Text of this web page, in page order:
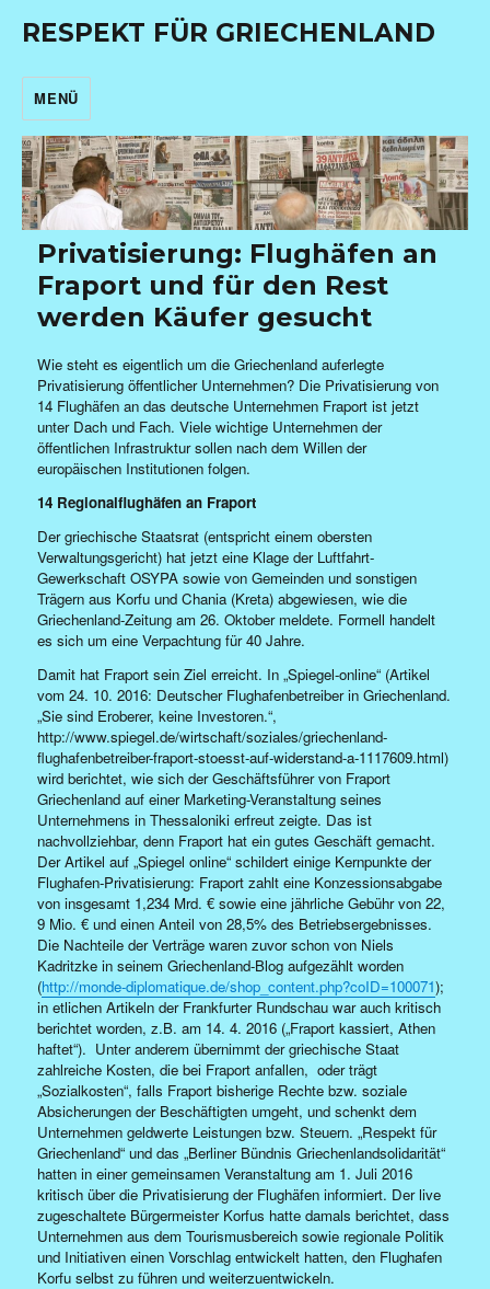
RESPEKT FÜR GRIECHENLAND
MENÜ
Privatisierung: Flughäfen an
Fraport und für den Rest
werden Käufer gesucht
Wie steht es eigentlich um die Griechenland auferlegte
Privatisierung öffentlicher Unternehmen? Die Privatisierung von
14 Flughäfen an das deutsche Unternehmen Fraport ist jetzt
unter Dach und Fach. Viele wichtige Unternehmen der
öffentlichen Infrastruktur sollen nach dem Willen der
europäischen Institutionen folgen.
14 Regionalflughäfen an Fraport
Der griechische Staatsrat (entspricht einem obersten
Verwaltungsgericht) hat jetzt eine Klage der Luftfahrt-
Gewerkschaft OSYPA sowie von Gemeinden und sonstigen
Trägern aus Korfu und Chania (Kreta) abgewiesen, wie die
Griechenland-Zeitung am 26. Oktober meldete. Formell handelt
es sich um eine Verpachtung für 40 Jahre.
Damit hat Fraport sein Ziel erreicht. In „Spiegel-online“ (Artikel
vom 24. 10. 2016: Deutscher Flughafenbetreiber in Griechenland.
„Sie sind Eroberer, keine Investoren.“,
http://www.spiegel.de/wirtschaft/soziales/griechenland-
flughafenbetreiber-fraport-stoesst-auf-widerstand-a-1117609.html)
wird berichtet, wie sich der Geschäftsführer von Fraport
Griechenland auf einer Marketing-Veranstaltung seines
Unternehmens in Thessaloniki erfreut zeigte. Das ist
nachvollziehbar, denn Fraport hat ein gutes Geschäft gemacht.
Der Artikel auf „Spiegel online“ schildert einige Kernpunkte der
Flughafen-Privatisierung: Fraport zahlt eine Konzessionsabgabe
von insgesamt 1,234 Mrd. € sowie eine jährliche Gebühr von 22,
9 Mio. € und einen Anteil von 28,5% des Betriebsergebnisses.
Die Nachteile der Verträge waren zuvor schon von Niels
Kadritzke in seinem Griechenland-Blog aufgezählt worden
(http://monde-diplomatique.de/shop_content.php?coID=100071);
in etlichen Artikeln der Frankfurter Rundschau war auch kritisch
berichtet worden, z.B. am 14. 4. 2016 („Fraport kassiert, Athen
haftet“). Unter anderem übernimmt der griechische Staat
zahlreiche Kosten, die bei Fraport anfallen, oder trägt
„Sozialkosten“, falls Fraport bisherige Rechte bzw. soziale
Absicherungen der Beschäftigten umgeht, und schenkt dem
Unternehmen geldwerte Leistungen bzw. Steuern. „Respekt für
Griechenland“ und das „Berliner Bündnis Griechenlandsolidarität“
hatten in einer gemeinsamen Veranstaltung am 1. Juli 2016
kritisch über die Privatisierung der Flughäfen informiert. Der live
zugeschaltete Bürgermeister Korfus hatte damals berichtet, dass
Unternehmen aus dem Tourismusbereich sowie regionale Politik
und Initiativen einen Vorschlag entwickelt hatten, den Flughafen
Korfu selbst zu führen und weiterzuentwickeln.